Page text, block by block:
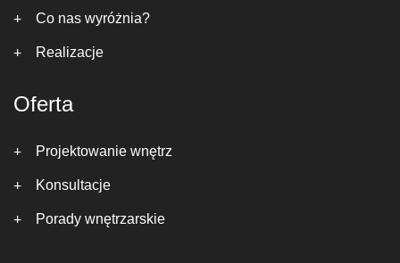
Co nas wyróżnia?
Realizacje
Oferta
Projektowanie wnętrz
Konsultacje
Porady wnętrzarskie